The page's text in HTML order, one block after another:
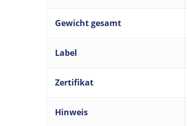
Gewicht gesamt
Label
Zertifikat
Hinweis